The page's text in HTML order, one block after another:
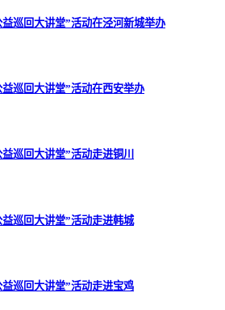
巡回大讲堂”活动在泾河新城举办
巡回大讲堂”活动在西安举办
巡回大讲堂”活动走进铜川
巡回大讲堂”活动走进韩城
巡回大讲堂”活动走进宝鸡